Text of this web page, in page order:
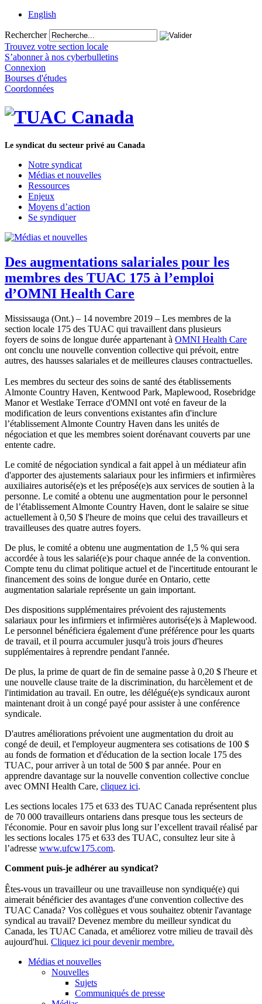
English
Rechercher
Trouvez votre section locale
S’abonner à nos cyberbulletins
Connexion
Bourses d'études
Coordonnées
Le syndicat du secteur privé au Canada
Notre syndicat
Médias et nouvelles
Ressources
Enjeux
Moyens d’action
Se syndiquer
Des augmentations salariales pour les
membres des TUAC 175 à l’emploi
d’OMNI Health Care
Mississauga (Ont.) – 14 novembre 2019 – Les membres de la
section locale 175 des TUAC qui travaillent dans plusieurs
foyers de soins de longue durée appartenant à OMNI Health Care
ont conclu une nouvelle convention collective qui prévoit, entre
autres, des hausses salariales et de meilleures clauses contractuelles.
Les membres du secteur des soins de santé des établissements
Almonte Country Haven, Kentwood Park, Maplewood, Rosebridge
Manor et Westlake Terrace d'OMNI ont voté en faveur de la
modification de leurs conventions existantes afin d'inclure
l’établissement Almonte Country Haven dans les unités de
négociation et que les membres soient dorénavant couverts par une
entente cadre.
Le comité de négociation syndical a fait appel à un médiateur afin
d'apporter des ajustements salariaux pour les infirmiers et infirmières
auxiliaires autorisé(e)s et les préposé(e)s aux services de soutien à la
personne. Le comité a obtenu une augmentation pour le personnel
de l’établissement Almonte Country Haven, dont le salaire se situe
actuellement à 0,50 $ l'heure de moins que celui des travailleurs et
travailleuses des quatre autres foyers.
De plus, le comité a obtenu une augmentation de 1,5 % qui sera
accordée à tous les salarié(e)s pour chaque année de la convention.
Compte tenu du climat politique actuel et de l'incertitude entourant le
financement des soins de longue durée en Ontario, cette
augmentation salariale représente un gain important.
Des dispositions supplémentaires prévoient des rajustements
salariaux pour les infirmiers et infirmières autorisé(e)s à Maplewood.
Le personnel bénéficiera également d'une préférence pour les quarts
de travail, et il pourra accumuler jusqu'à trois jours d'heures
supplémentaires à reprendre pendant l'année.
De plus, la prime de quart de fin de semaine passe à 0,20 $ l'heure et
une nouvelle clause traite de la discrimination, du harcèlement et de
l'intimidation au travail. En outre, les délégué(e)s syndicaux auront
maintenant droit à un congé payé pour assister à une conférence
syndicale.
D'autres améliorations prévoient une augmentation du droit au
congé de deuil, et l'employeur augmentera ses cotisations de 100 $
au fonds de formation et d'éducation de la section locale 175 des
TUAC, pour arriver à un total de 500 $ par année. Pour en
apprendre davantage sur la nouvelle convention collective conclue
avec OMNI Health Care, cliquez ici.
Les sections locales 175 et 633 des TUAC Canada représentent plus
de 70 000 travailleurs ontariens dans presque tous les secteurs de
l'économie. Pour en savoir plus long sur l’excellent travail réalisé par
les sections locales 175 et 633 des TUAC, consultez leur site à
l’adresse www.ufcw175.com.
Comment puis-je adhérer au syndicat?
Êtes-vous un travailleur ou une travailleuse non syndiqué(e) qui
aimerait bénéficier des avantages d'une convention collective des
TUAC Canada? Vos collègues et vous souhaitez obtenir l'avantage
syndical au travail? Devenez membre du meilleur syndicat du
Canada, les TUAC Canada, et améliorez votre milieu de travail dès
aujourd'hui. Cliquez ici pour devenir membre.
Médias et nouvelles
Nouvelles
Sujets
Communiqués de presse